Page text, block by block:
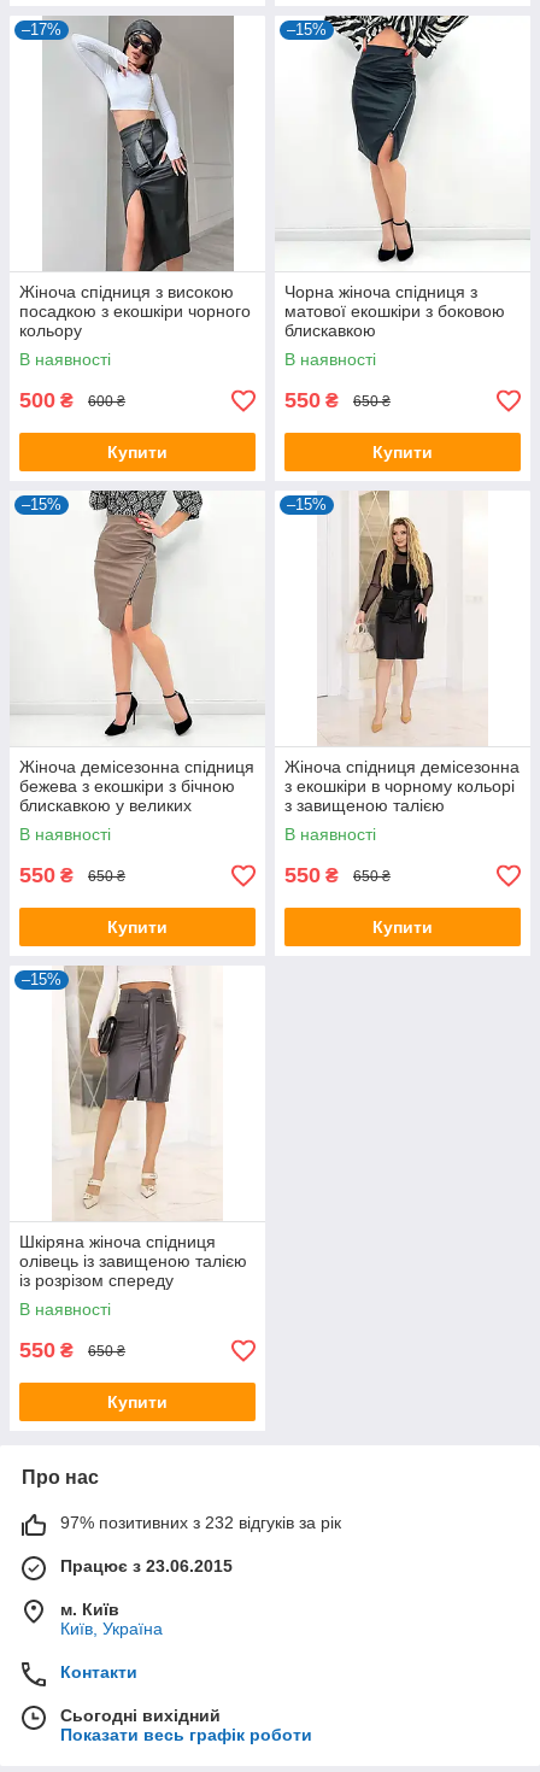
–17%
Жіноча спідниця з високою
посадкою з екошкіри чорного
кольору
В наявності
500 ₴ 600 ₴
Купити
–15%
Чорна жіноча спідниця з
матової екошкіри з боковою
блискавкою
В наявності
550 ₴ 650 ₴
Купити
–15%
Жіноча демісезонна спідниця
бежева з екошкіри з бічною
блискавкою у великих
розмірах
В наявності
550 ₴ 650 ₴
Купити
–15%
Жіноча спідниця демісезонна
з екошкіри в чорному кольорі
з завищеною талією
В наявності
550 ₴ 650 ₴
Купити
–15%
Шкіряна жіноча спідниця
олівець із завищеною талією
із розрізом спереду
В наявності
550 ₴ 650 ₴
Купити
Про нас
97% позитивних з 232 відгуків за рік
Працює з 23.06.2015
м. Київ
Київ, Україна
Контакти
Сьогодні вихідний
Показати весь графік роботи